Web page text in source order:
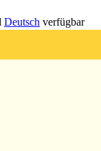
Deutsch verfügbar